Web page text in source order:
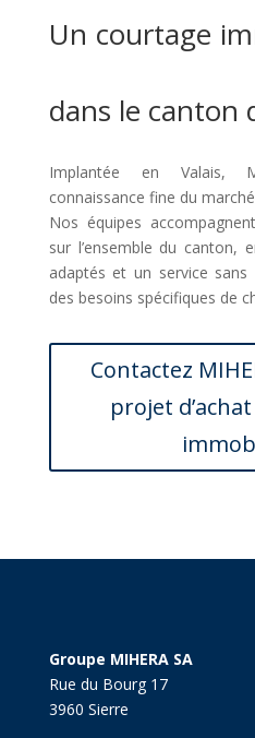
Un courtage
dans le canton
Implantée en Valais,
connaissance fine du
Nos équipes
sur l’ensemble du canton,
adaptés et un service
des besoins spécifiques de
Contactez
projet
Groupe MIHERA SA
Rue du Bourg 17
3960 Sierre